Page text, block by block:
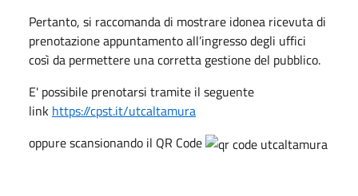
Pertanto, si raccomanda di mostrare idonea ricevuta di
prenotazione appuntamento all’ingresso degli uffici
così da permettere una corretta gestione del pubblico.
E' possibile prenotarsi tramite il seguente
link https://cpst.it/utcaltamura
oppure scansionando il QR Code